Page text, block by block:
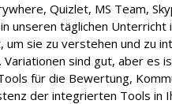
Quizlet, MS Team,
unseren täglichen Unterricht
sie zu verstehen und zu
sind gut, aber es
für die Bewertung,
der integrierten Tools in